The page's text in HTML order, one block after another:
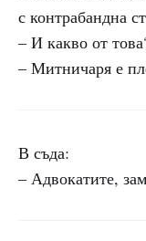
с контрабандна
– И какво от
– Митничаря е
В съда:
– Адвокатите,